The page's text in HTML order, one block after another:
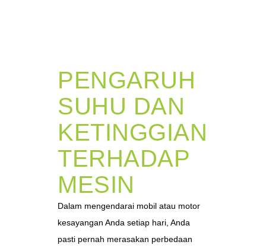
PENGARUH
SUHU DAN
KETINGGIAN
TERHADAP
MESIN
Dalam mengendarai mobil atau motor
kesayangan Anda setiap hari, Anda
pasti pernah merasakan perbedaan